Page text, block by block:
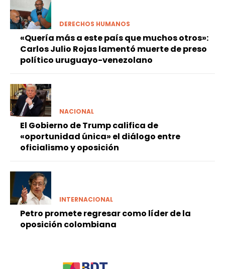
DERECHOS HUMANOS
«Quería más a este país que muchos otros»:
Carlos Julio Rojas lamentó muerte de preso
político uruguayo-venezolano
NACIONAL
El Gobierno de Trump califica de
«oportunidad única» el diálogo entre
oficialismo y oposición
INTERNACIONAL
Petro promete regresar como líder de la
oposición colombiana